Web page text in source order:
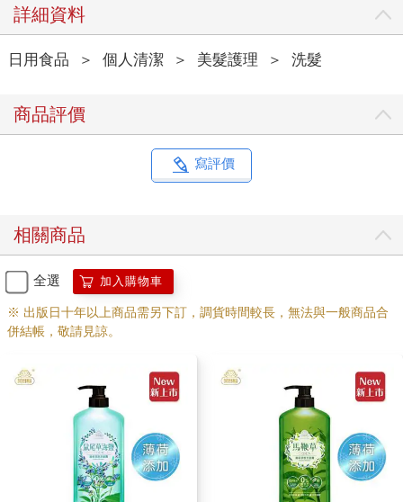
詳細資料
日用食品 ＞ 個人清潔 ＞ 美髮護理 ＞ 洗髮
商品評價
寫評價
相關商品
全選 加入購物車
※ 出版日十年以上商品需另下訂，調貨時間較長，無法與一般商品合
併結帳，敬請見諒。